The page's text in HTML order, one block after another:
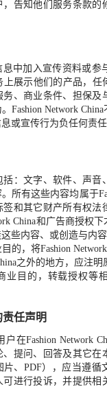
告知他们服务条款的
息中加入宣传资料或参
上展示他们的产品，任
、商业条件、担保及
Fashion Network China
或宣传行为负任何责任
：文字、软件、声音
所有这些内容均属于
和其它财产所有权法
China和广告商授权下
些内容、或创造与内容
的，将Fashion
之外的地方，应注明
业目的，转载授权等
任声明
户在Fashion Network
、提问、回答及其它在
、 PDF），应当遵循
可进行投诉，并提供相